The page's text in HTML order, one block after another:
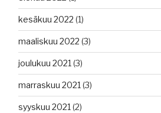
kesäkuu 2022 (1)
maaliskuu 2022 (3)
joulukuu 2021 (3)
marraskuu 2021 (3)
syyskuu 2021 (2)